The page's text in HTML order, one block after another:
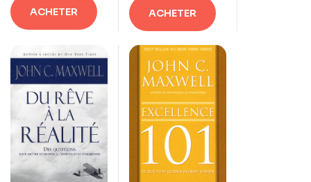
ACHETER ACHETER